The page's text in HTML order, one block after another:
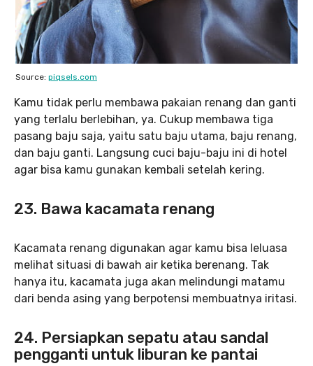
Source: piqsels.com
Kamu tidak perlu membawa pakaian renang dan ganti
yang terlalu berlebihan, ya. Cukup membawa tiga
pasang baju saja, yaitu satu baju utama, baju renang,
dan baju ganti. Langsung cuci baju-baju ini di hotel
agar bisa kamu gunakan kembali setelah kering.
23. Bawa kacamata renang
Kacamata renang digunakan agar kamu bisa leluasa
melihat situasi di bawah air ketika berenang. Tak
hanya itu, kacamata juga akan melindungi matamu
dari benda asing yang berpotensi membuatnya iritasi.
24. Persiapkan sepatu atau sandal
pengganti untuk liburan ke pantai